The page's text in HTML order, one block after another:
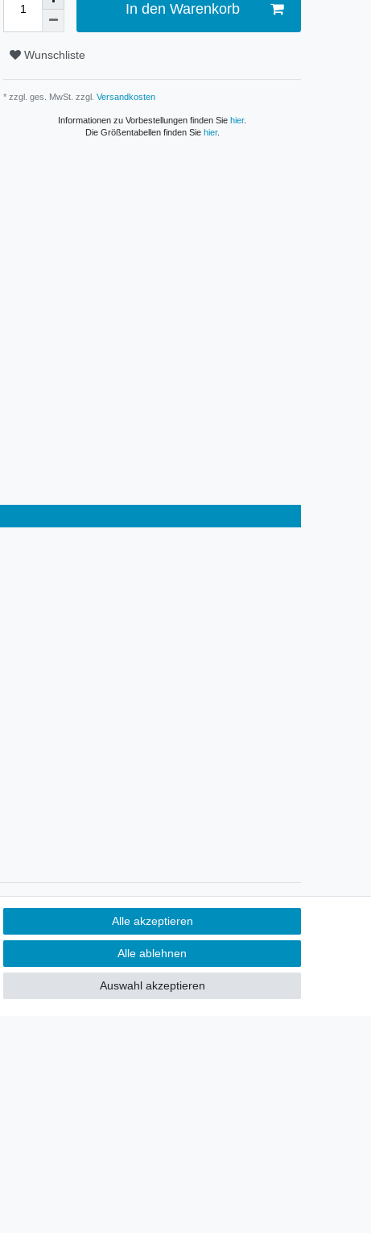
In den Warenkorb
Wunschliste
* zzgl. ges. MwSt. zzgl. Versandkosten
Informationen zu Vorbestellungen finden Sie hier.
Die Größentabellen finden Sie hier.
Sie möchten über neu eingetroffene
Lagerware oder Neuheiten
allgemein informiert werden?
Alle akzeptieren
Alle ablehnen
Auswahl akzeptieren